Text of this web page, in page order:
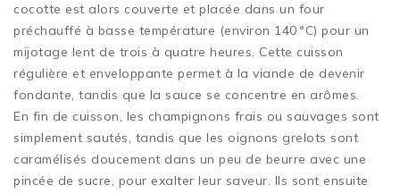
cocotte est alors couverte et placée dans un four
préchauffé à basse température (environ 140 °C) pour un
mijotage lent de trois à quatre heures. Cette cuisson
régulière et enveloppante permet à la viande de devenir
fondante, tandis que la sauce se concentre en arômes.
En fin de cuisson, les champignons frais ou sauvages sont
simplement sautés, tandis que les oignons grelots sont
caramélisés doucement dans un peu de beurre avec une
pincée de sucre, pour exalter leur saveur. Ils sont ensuite